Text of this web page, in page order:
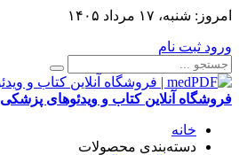
امروز: شنبه، ۱۷ مرداد ۱۴۰۵
ورود ثبت نام
فروشگاه آنلاین کتاب و ویدئوهای پزشکی
خانه
دسته‌بندی محصولات